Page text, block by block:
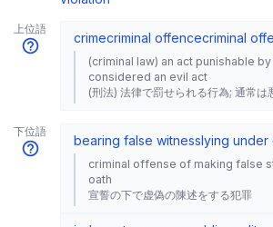
上位語
crimecriminal offencecriminal
(criminal law) an act punishable
considered an evil act
(刑法) 法律で罰せられる行為; 通常は
下位語
bearing false witnesslying under
criminal offense of making false
oath
宣誓の下で虚偽の陳述をする犯罪